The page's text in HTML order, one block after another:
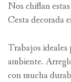
Nos chiflan
Cesta decorada
Trabajos ideales
ambiente.
con mucha